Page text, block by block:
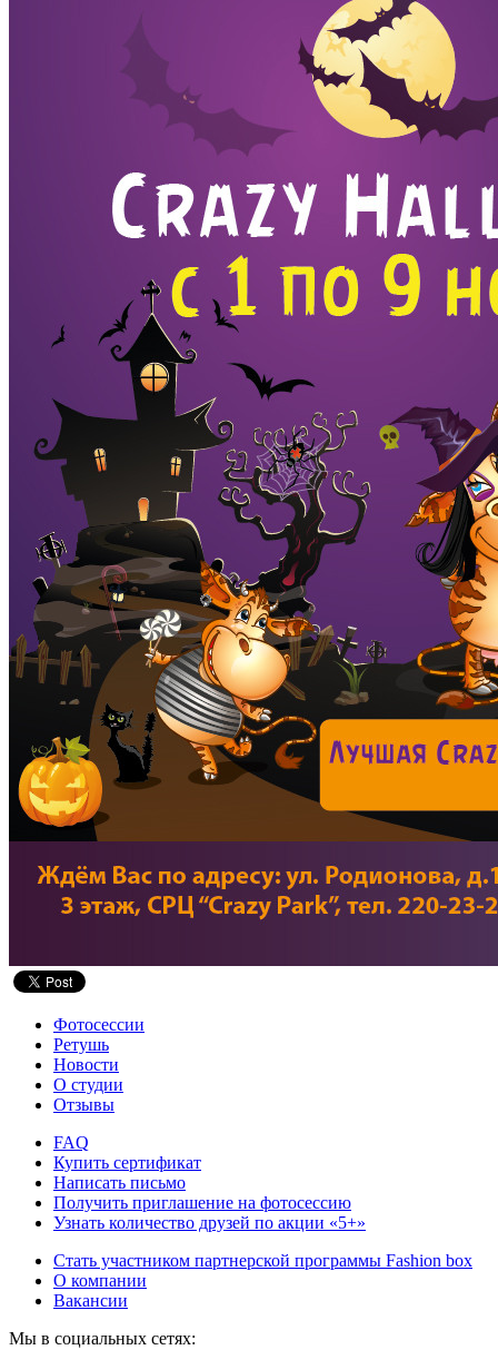
Фотосессии
Ретушь
Новости
О студии
Отзывы
FAQ
Купить сертификат
Написать письмо
Получить приглашение на фотосессию
Узнать количество друзей по акции «5+»
Стать участником партнерской программы Fashion box
О компании
Вакансии
Мы в социальных сетях: